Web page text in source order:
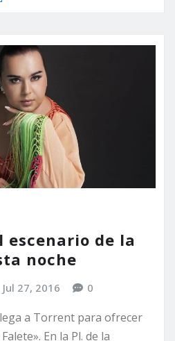
escenario de la
noche
Jul 27, 2016 0
a Torrent para ofrecer
En la Pl. de la